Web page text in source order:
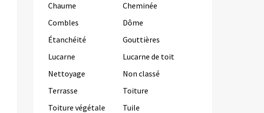
Chaume
Cheminée
Combles
Dôme
Étanchéité
Gouttières
Lucarne
Lucarne de toit
Nettoyage
Non classé
Terrasse
Toiture
Toiture végétale
Tuile